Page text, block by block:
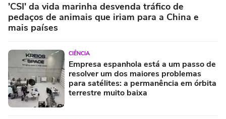
'CSI' da vida marinha desvenda tráfico de
pedaços de animais que iriam para a China e
mais países
CIÊNCIA
Empresa espanhola está a um passo de
resolver um dos maiores problemas
para satélites: a permanência em órbita
terrestre muito baixa